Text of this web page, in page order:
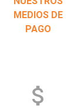
MEDIOS DE
PAGO
attach_money